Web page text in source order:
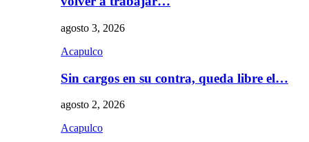
agosto 3, 2026
Acapulco
Sin cargos en su contra, queda libre el…
agosto 2, 2026
Acapulco